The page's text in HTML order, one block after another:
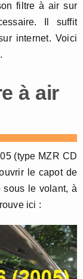
filtre à air sur
Il suffit
internet. Voici
à air
(type MZR CD
le capot de
sous le volant, à
ici :